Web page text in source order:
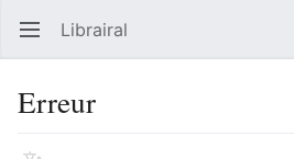
Ouvrir le menu principal Librairal
Erreur